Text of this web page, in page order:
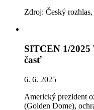
Zdroj: Český
SITCEN 1/2025
časť
6. 6. 2025
Americký prezident
(Golden Dome),